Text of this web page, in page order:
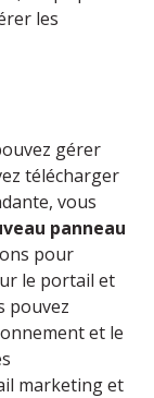
les
gérer
télécharger
vous
panneau
pour
le portail et
pouvez
et le
marketing et